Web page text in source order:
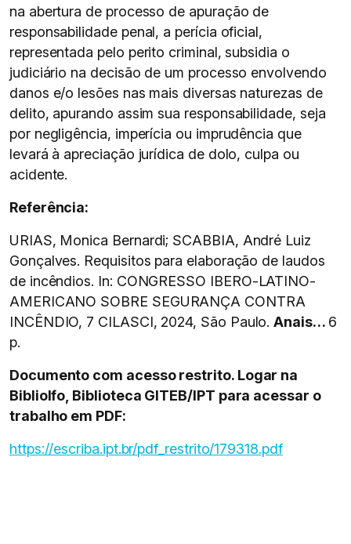
na abertura de processo de apuração de
responsabilidade penal, a perícia oficial,
representada pelo perito criminal, subsidia o
judiciário na decisão de um processo envolvendo
danos e/o lesões nas mais diversas naturezas de
delito, apurando assim sua responsabilidade, seja
por negligência, imperícia ou imprudência que
levará à apreciação jurídica de dolo, culpa ou
acidente.
Referência:
URIAS, Monica Bernardi; SCABBIA, André Luiz
Gonçalves. Requisitos para elaboração de laudos
de incêndios. In: CONGRESSO IBERO-LATINO-
AMERICANO SOBRE SEGURANÇA CONTRA
INCÊNDIO, 7 CILASCI, 2024, São Paulo.Anais… 6
p.
Documento com acesso restrito. Logar na
BiblioIfo, Biblioteca GITEB/IPT para acessar o
trabalho em PDF:
https://escriba.ipt.br/pdf_restrito/179318.pdf